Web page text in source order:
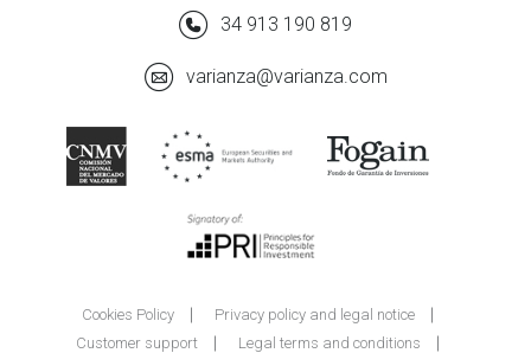
34 913 190 819
varianza@varianza.com
Cookies Policy
Privacy policy and legal notice
Customer support
Legal terms and conditions